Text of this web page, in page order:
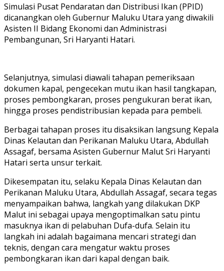
Simulasi Pusat Pendaratan dan Distribusi Ikan (PPID)
dicanangkan oleh Gubernur Maluku Utara yang diwakili
Asisten II Bidang Ekonomi dan Administrasi
Pembangunan, Sri Haryanti Hatari.
Selanjutnya, simulasi diawali tahapan pemeriksaan
dokumen kapal, pengecekan mutu ikan hasil tangkapan,
proses pembongkaran, proses pengukuran berat ikan,
hingga proses pendistribusian kepada para pembeli.
Berbagai tahapan proses itu disaksikan langsung Kepala
Dinas Kelautan dan Perikanan Maluku Utara, Abdullah
Assagaf, bersama Asisten Gubernur Malut Sri Haryanti
Hatari serta unsur terkait.
Dikesempatan itu, selaku Kepala Dinas Kelautan dan
Perikanan Maluku Utara, Abdullah Assagaf, secara tegas
menyampaikan bahwa, langkah yang dilakukan DKP
Malut ini sebagai upaya mengoptimalkan satu pintu
masuknya ikan di pelabuhan Dufa-dufa. Selain itu
langkah ini adalah bagaimana mencari strategi dan
teknis, dengan cara mengatur waktu proses
pembongkaran ikan dari kapal dengan baik.